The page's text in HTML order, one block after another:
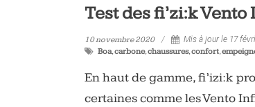
Test des fi’zi:k
10 novembre 2020 Mis à jour le 17
Boa,carbone,chaussures,confort,
En haut de gamme, fi’izi:k
certaines comme les Vento